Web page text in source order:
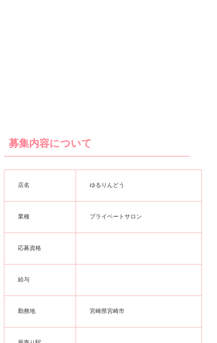
募集内容について
店名 ゆるりんどう
業種 プライベートサロン
応募資格
給与
勤務地 宮崎県宮崎市